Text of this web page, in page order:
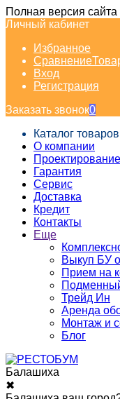
Полная версия сайта
Личный кабинет
Избранное
Сравнение
Вход
Регистрация
Заказать звонок0
Каталог товаров
О компании
Проектирование
Гарантия
Сервис
Доставка
Кредит
Контакты
Еще
Выкуп БУ
Прием на
Трейд Ин
Аренда
Монтаж и
Блог
Балашиха
✖